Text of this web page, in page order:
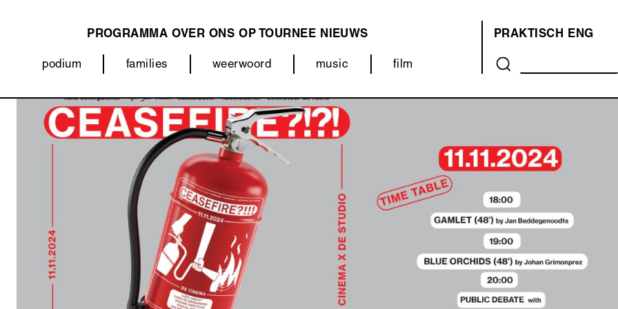
Categorieën
(menu)
podium families weerwoord music film
NAVIGATION
PROGRAMMA OVER ONS OP TOURNEE NIEUWS
OVER
ONS
(MENU)
PRAKTISCH ENG